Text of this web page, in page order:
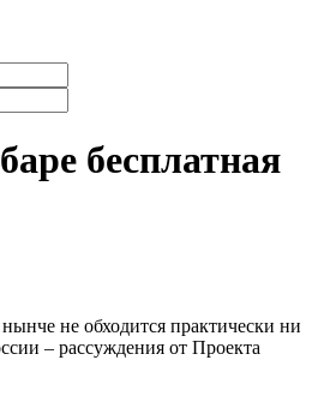
бесплатная
не обходится практически ни
– рассуждения от Проекта